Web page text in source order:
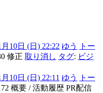
10日 (日) 22:22 ゆう
トー
修正 取り消し タグ: ビジ
10日 (日) 22:11 ゆう
トー
概要 / 活動履歴 PR配信